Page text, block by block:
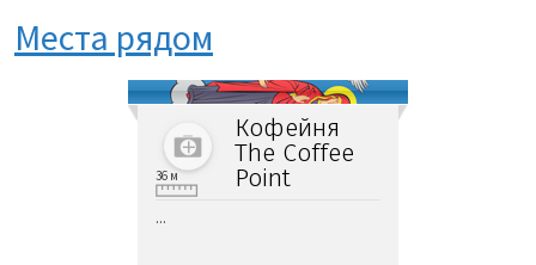
Места рядом
Кофейня
The Coffee
Point
36 м
...